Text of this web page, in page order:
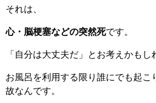
それは、
心・脳梗塞などの突然死です。
「自分は大丈夫だ」とお考えかもし
お風呂を利用する限り誰にでも起こ
故なんです。